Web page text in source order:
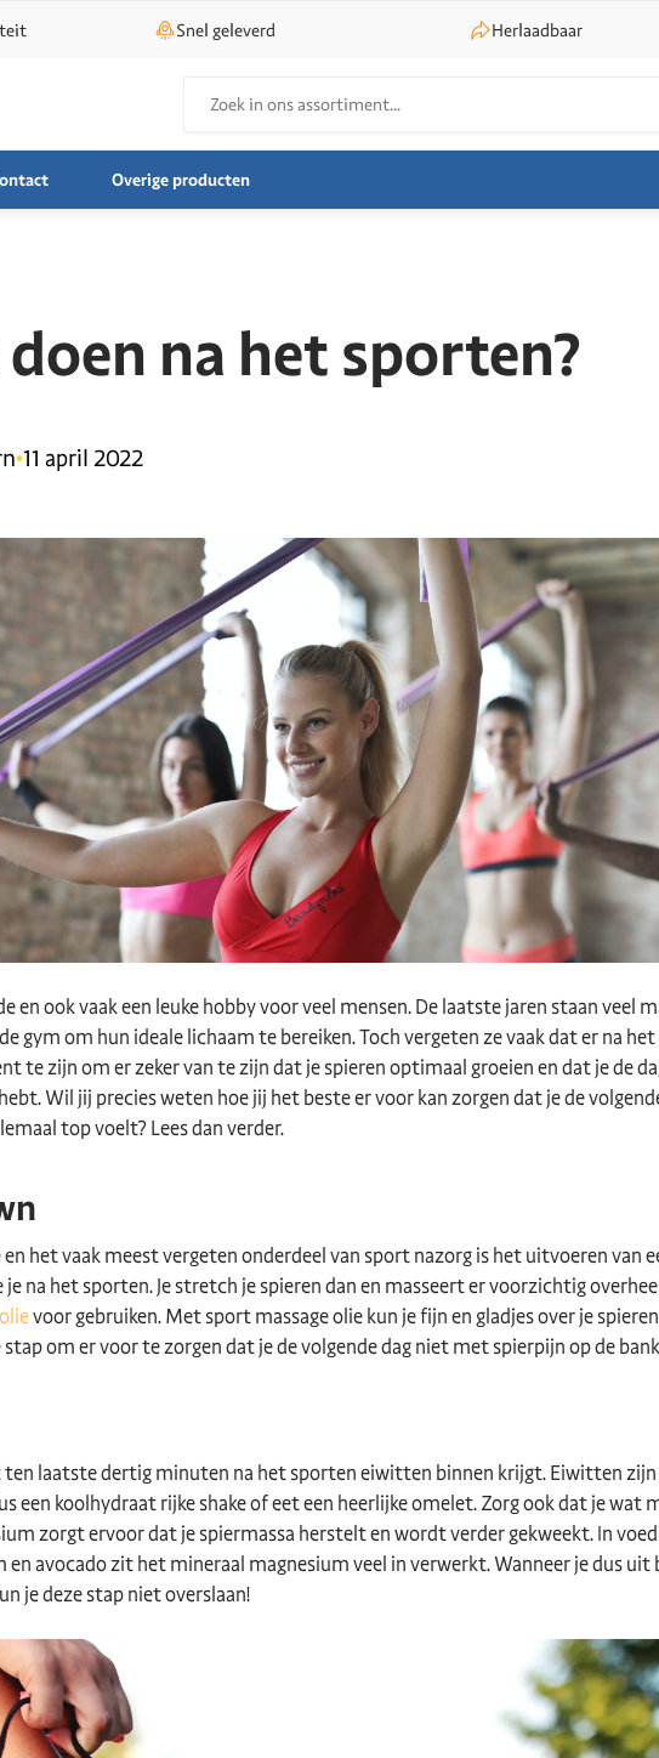
Snel geleverd Herlaadbaar
Zoeken
Overige producten
na het sporten?
•11 april 2022
en ook vaak een leuke hobby voor veel mensen. De laatste jaren staan veel
gym om hun ideale lichaam te bereiken. Toch vergeten ze vaak dat er na
te zijn om er zeker van te zijn dat je spieren optimaal groeien en dat je de
Wil jij precies weten hoe jij het beste er voor kan zorgen dat je de
top voelt? Lees dan verder.
het vaak meest vergeten onderdeel van sport nazorg is het uitvoeren van
je na het sporten. Je stretch je spieren dan en masseert er voorzichtig
voor gebruiken. Met sport massage olie kun je fijn en gladjes over je
om er voor te zorgen dat je de volgende dag niet met spierpijn op de
laatste dertig minuten na het sporten eiwitten binnen krijgt. Eiwitten zijn
een koolhydraat rijke shake of eet een heerlijke omelet. Zorg ook dat je wat
zorgt ervoor dat je spiermassa herstelt en wordt verder gekweekt. In
en avocado zit het mineraal magnesium veel in verwerkt. Wanneer je dus uit
je deze stap niet overslaan!